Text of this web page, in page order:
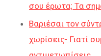
σου έρωτα; Τα
Βαριέσαι τον
χωρίσεις- Γιατί